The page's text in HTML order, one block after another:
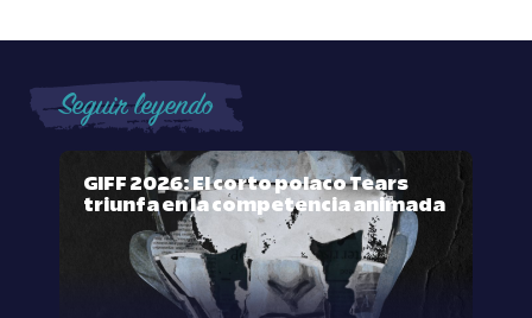
Seguir leyendo
GIFF 2026: El corto polaco Tears
triunfa en la competencia animada